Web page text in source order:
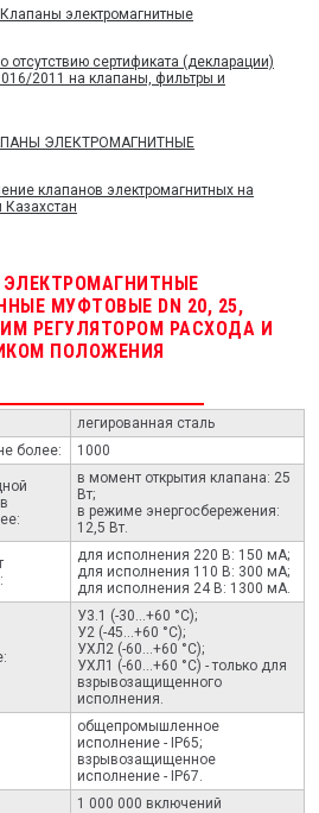
электромагнитные
отсутствию сертификата (декларации)
2011 на клапаны, фильтры и
ЭЛЕКТРОМАГНИТНЫЕ
клапанов электромагнитных на
Казахстан
МУФТОВЫЕ DN 20, 25,
РЕГУЛЯТОРОМ РАСХОДА И
ПОЛОЖЕНИЯ
легированная сталь
более:
1000
в момент открытия клапана: 25
Вт;
в режиме энергосбережения:
12,5 Вт.
для исполнения 220 В: 150 мА;
для исполнения 110 В: 300 мА;
для исполнения 24 В: 1300 мА.
У3.1 (-30...+60 °С);
У2 (-45...+60 °С);
УХЛ2 (-60...+60 °С);
УХЛ1 (-60...+60 °С) - только для
взрывозащищенного
исполнения.
общепромышленное
исполнение - IP65;
взрывозащищенное
исполнение - IP67.
1 000 000 включений